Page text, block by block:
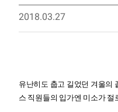
2018.03.27
유난히도 춥고 길었던 겨울의
스 직원들의 입가엔 미소가 절